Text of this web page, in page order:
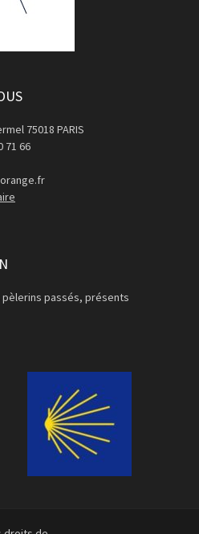
75018 PARIS
71 66
passés, présents